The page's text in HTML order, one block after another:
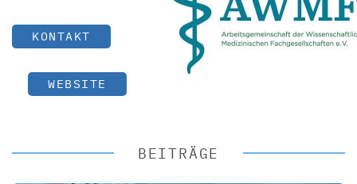
KONTAKT
WEBSITE
BEITRÄGE